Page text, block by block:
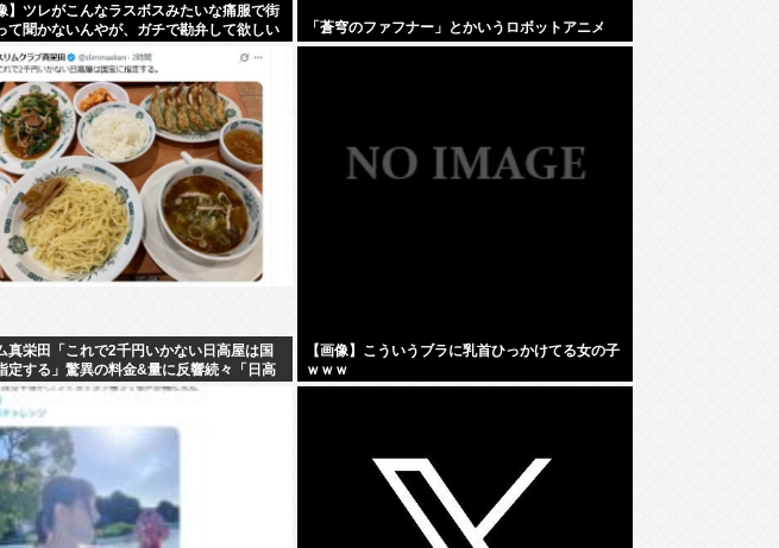
】ツレがこんなラスボスみたいな痛服で街
て聞かないんやが、ガチで勘弁して欲しい
「蒼穹のファフナー」とかいうロボットアニメ
真栄田「これで2千円いかない日高屋は国
定する」驚異の料金&量に反響続々「日高
べし！」
【画像】こういうブラに乳首ひっかけてる女の子
ｗｗｗ